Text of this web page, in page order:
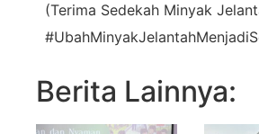
(Terima Sedekah Minyak
Berita Lainnya: